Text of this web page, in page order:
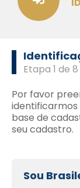
Etapa 1 de 8
Por favor
identificarmos
base de
seu cadastro.
Sou